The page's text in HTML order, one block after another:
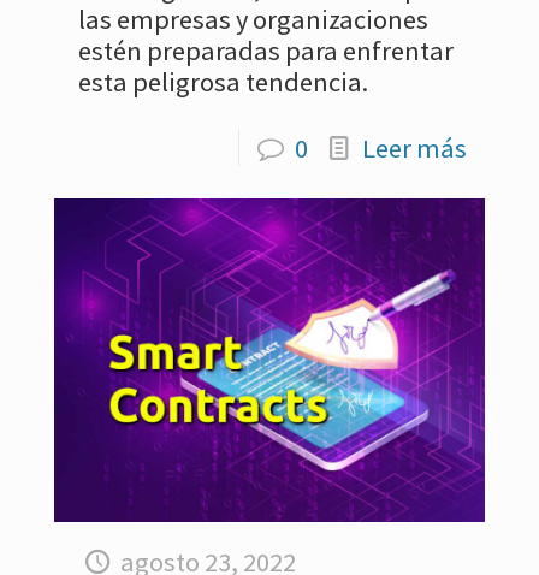
las empresas y organizaciones
estén preparadas para enfrentar
esta peligrosa tendencia.
0
Leer más
agosto 23, 2022